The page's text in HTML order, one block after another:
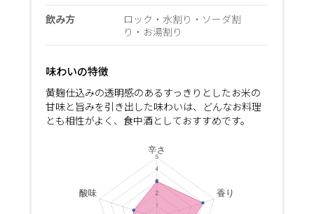
飲み方
ロック・水割り・ソーダ割
り・お湯割り
味わいの特徴
黄麹仕込みの透明感のあるすっきりとしたお米の
甘味と旨みを引き出した味わいは、どんなお料理
とも相性がよく、食中酒としておすすめです。